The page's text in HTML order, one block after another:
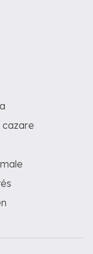
cazare